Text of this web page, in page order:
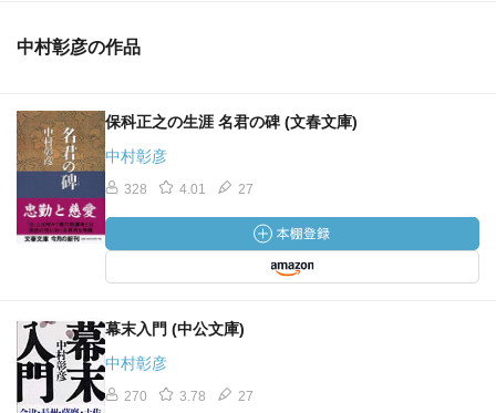
中村彰彦の作品
保科正之の生涯 名君の碑 (文春文庫)
中村彰彦
328 4.01 27
幕末入門 (中公文庫)
中村彰彦
270 3.78 27